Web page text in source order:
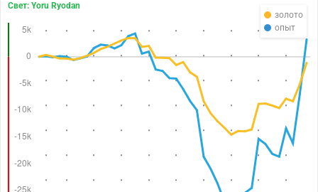
золото
опыт
Свет: Yoru Ryodan